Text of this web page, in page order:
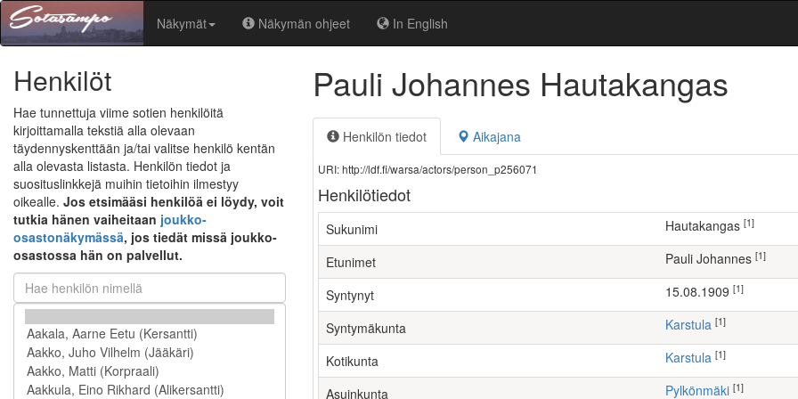
Näkymät Näkymän ohjeet In English
Henkilöt
Hae tunnettuja viime sotien henkilöitä
kirjoittamalla tekstiä alla olevaan
täydennyskenttään ja/tai valitse henkilö kentän
alla olevasta listasta. Henkilön tiedot ja
suosituslinkkejä muihin tietoihin ilmestyy
oikealle. Jos etsimääsi henkilöä ei löydy, voit
tutkia hänen vaiheitaan joukko-
osastonäkymässä, jos tiedät missä joukko-
osastossa hän on palvellut.
Pauli Johannes Hautakangas
Henkilön tiedot Aikajana
URI: http://ldf.fi/warsa/actors/person_p256071
Henkilötiedot
Sukunimi Hautakangas [1]
Etunimet Pauli Johannes [1]
Syntynyt 15.08.1909 [1]
Syntymäkunta Karstula [1]
Kotikunta Karstula [1]
Asuinkunta Pylkönmäki [1]